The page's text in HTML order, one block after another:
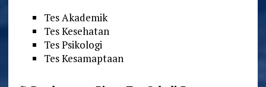
Tes Akademik
Tes Kesehatan
Tes Psikologi
Tes Kesamaptaan